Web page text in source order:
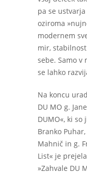
pa se ustvarja
oziroma
modernem
mir,
sebe. Samo
se lahko
Na koncu
DU MO g.
DUMO«, ki
Branko
Mahnič in g.
List« je
»Zahvale DU